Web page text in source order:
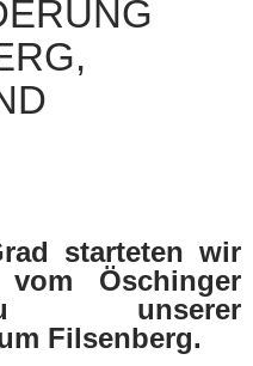
starteten wir
Öschinger
unserer
Filsenberg.